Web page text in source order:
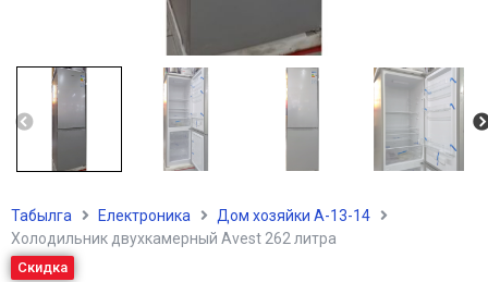
Табылга Електроника
Дом хозяйки А-13-14
Холодильник двухкамерный Avest 262 литра
Скидка